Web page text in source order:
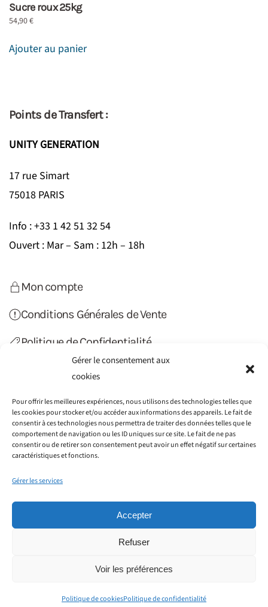
Gérer le consentement aux
cookies
Pour offrir les meilleures expériences, nous utilisons des technologies telles que
les cookies pour stocker et/ou accéder aux informations des appareils. Le fait de
consentir à ces technologies nous permettra de traiter des données telles que le
comportement de navigation ou les ID uniques sur ce site. Le fait de ne pas
consentir ou de retirer son consentement peut avoir un effet négatif sur certaines
caractéristiques et fonctions.
Gérer les services
Accepter
Refuser
Voir les préférences
Politique de cookiesPolitique de confidentialité
Sucre roux 25kg
54,90€
Ajouter au panier
Points de Transfert :
UNITY GENERATION
17 rue Simart
75018 PARIS
Info : +33 1 42 51 32 54
Ouvert : Mar – Sam : 12h – 18h
Mon compte
Conditions Générales de Vente
Politique de Confidentialité
Politique de Cookies (UE)
Contact
©2012-2022 Haiti Transfert. Tous droits réservés.
Société GAIN CONSEILS SIRET : 797 776 051 00014 - 115